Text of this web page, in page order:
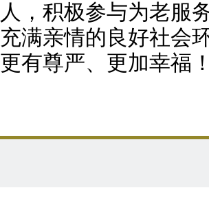
人，积极参与为老服
充满亲情的良好社会
更有尊严、更加幸福